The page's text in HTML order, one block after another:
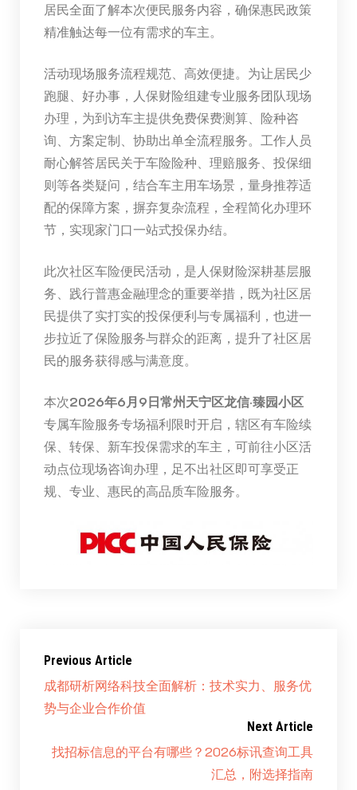
居民全面了解本次便民服务内容，确保惠民政策
精准触达每一位有需求的车主。
活动现场服务流程规范、高效便捷。为让居民少
跑腿、好办事，人保财险组建专业服务团队现场
办理，为到访车主提供免费保费测算、险种咨
询、方案定制、协助出单全流程服务。工作人员
耐心解答居民关于车险险种、理赔服务、投保细
则等各类疑问，结合车主用车场景，量身推荐适
配的保障方案，摒弃复杂流程，全程简化办理环
节，实现家门口一站式投保办结。
此次社区车险便民活动，是人保财险深耕基层服
务、践行普惠金融理念的重要举措，既为社区居
民提供了实打实的投保便利与专属福利，也进一
步拉近了保险服务与群众的距离，提升了社区居
民的服务获得感与满意度。
本次2026年6月9日常州天宁区龙信·臻园小区
专属车险服务专场福利限时开启，辖区有车险续
保、转保、新车投保需求的车主，可前往小区活
动点位现场咨询办理，足不出社区即可享受正
规、专业、惠民的高品质车险服务。
Previous Article
成都研析网络科技全面解析：技术实力、服务优
势与企业合作价值
Next Article
找招标信息的平台有哪些？2026标讯查询工具
汇总，附选择指南